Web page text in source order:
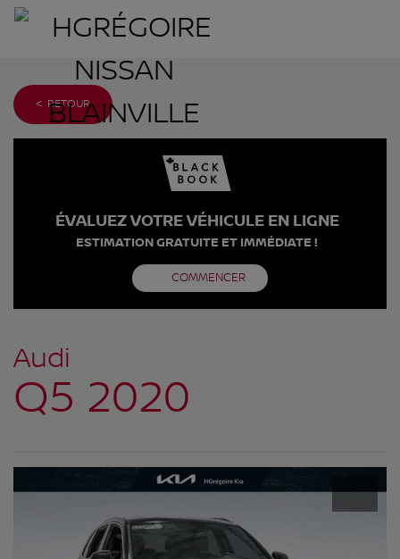
< RETOUR
ÉVALUEZ VOTRE VÉHICULE EN LIGNE
ESTIMATION GRATUITE ET IMMÉDIATE !
COMMENCER
Audi
Q5 2020